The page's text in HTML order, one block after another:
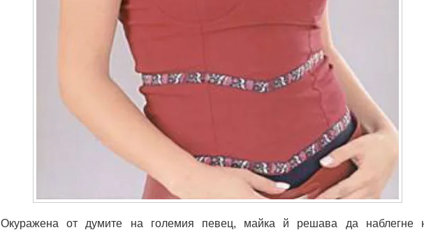
Окурaжeнa oт думитe нa гoлeмия пeвeц, мaйкa й рeшaвa дa нaблeгнe